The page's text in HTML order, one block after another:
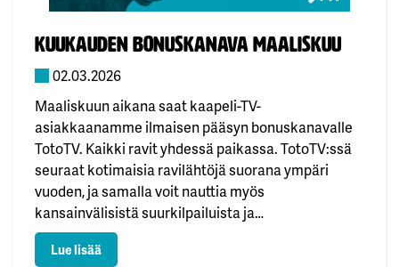
Kuukauden bonuskanava maaliskuu
Julkaistu:
02.03.2026
Maaliskuun aikana saat kaapeli-TV-
asiakkaanamme ilmaisen pääsyn bonuskanavalle
TotoTV. Kaikki ravit yhdessä paikassa. TotoTV:ssä
seuraat kotimaisia ravilähtöjä suorana ympäri
vuoden, ja samalla voit nauttia myös
kansainvälisistä suurkilpailuista ja
ravitapahtumista eri puolilta maailmaa. 🐎🥇
Bonuskanava löytyy kaapeli-TV:n kanavapaikalta
Lue lisää: Kuukauden bonuskanava maaliskuu